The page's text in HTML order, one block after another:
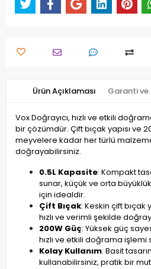
Ürün Açıklaması Garanti
Vox Doğrayıcı, hızlı ve etkili
bir çözümdür. Çift bıçak yapısı ve
meyvelere kadar her türlü
doğrayabilirsiniz.
0.5L Kapasite: Kompakt
sunar, küçük ve orta
için idealdir.
Çift Bıçak: Keskin çift bıçak
hızlı ve verimli şekilde
200W Güç: Yüksek güç
hızlı ve etkili doğrama işlemi
Kolay Kullanım: Basit
kullanabilirsiniz, pratik bir